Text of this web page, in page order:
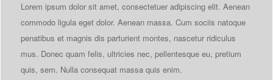
Lorem ipsum dolor sit amet, consectetuer adipiscing elit. Aenean
commodo ligula eget dolor. Aenean massa. Cum sociis natoque
penatibus et magnis dis parturient montes, nascetur ridiculus
mus. Donec quam felis, ultricies nec, pellentesque eu, pretium
quis, sem. Nulla consequat massa quis enim.